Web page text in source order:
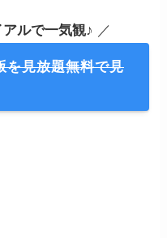
ルで一気観♪ ／
を見放題無料で見